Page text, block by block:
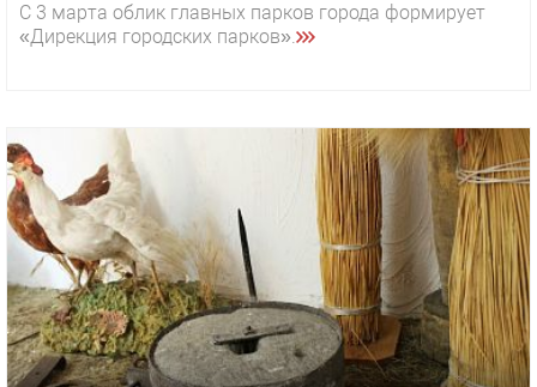
С 3 марта облик главных парков города формирует
«Дирекция городских парков».